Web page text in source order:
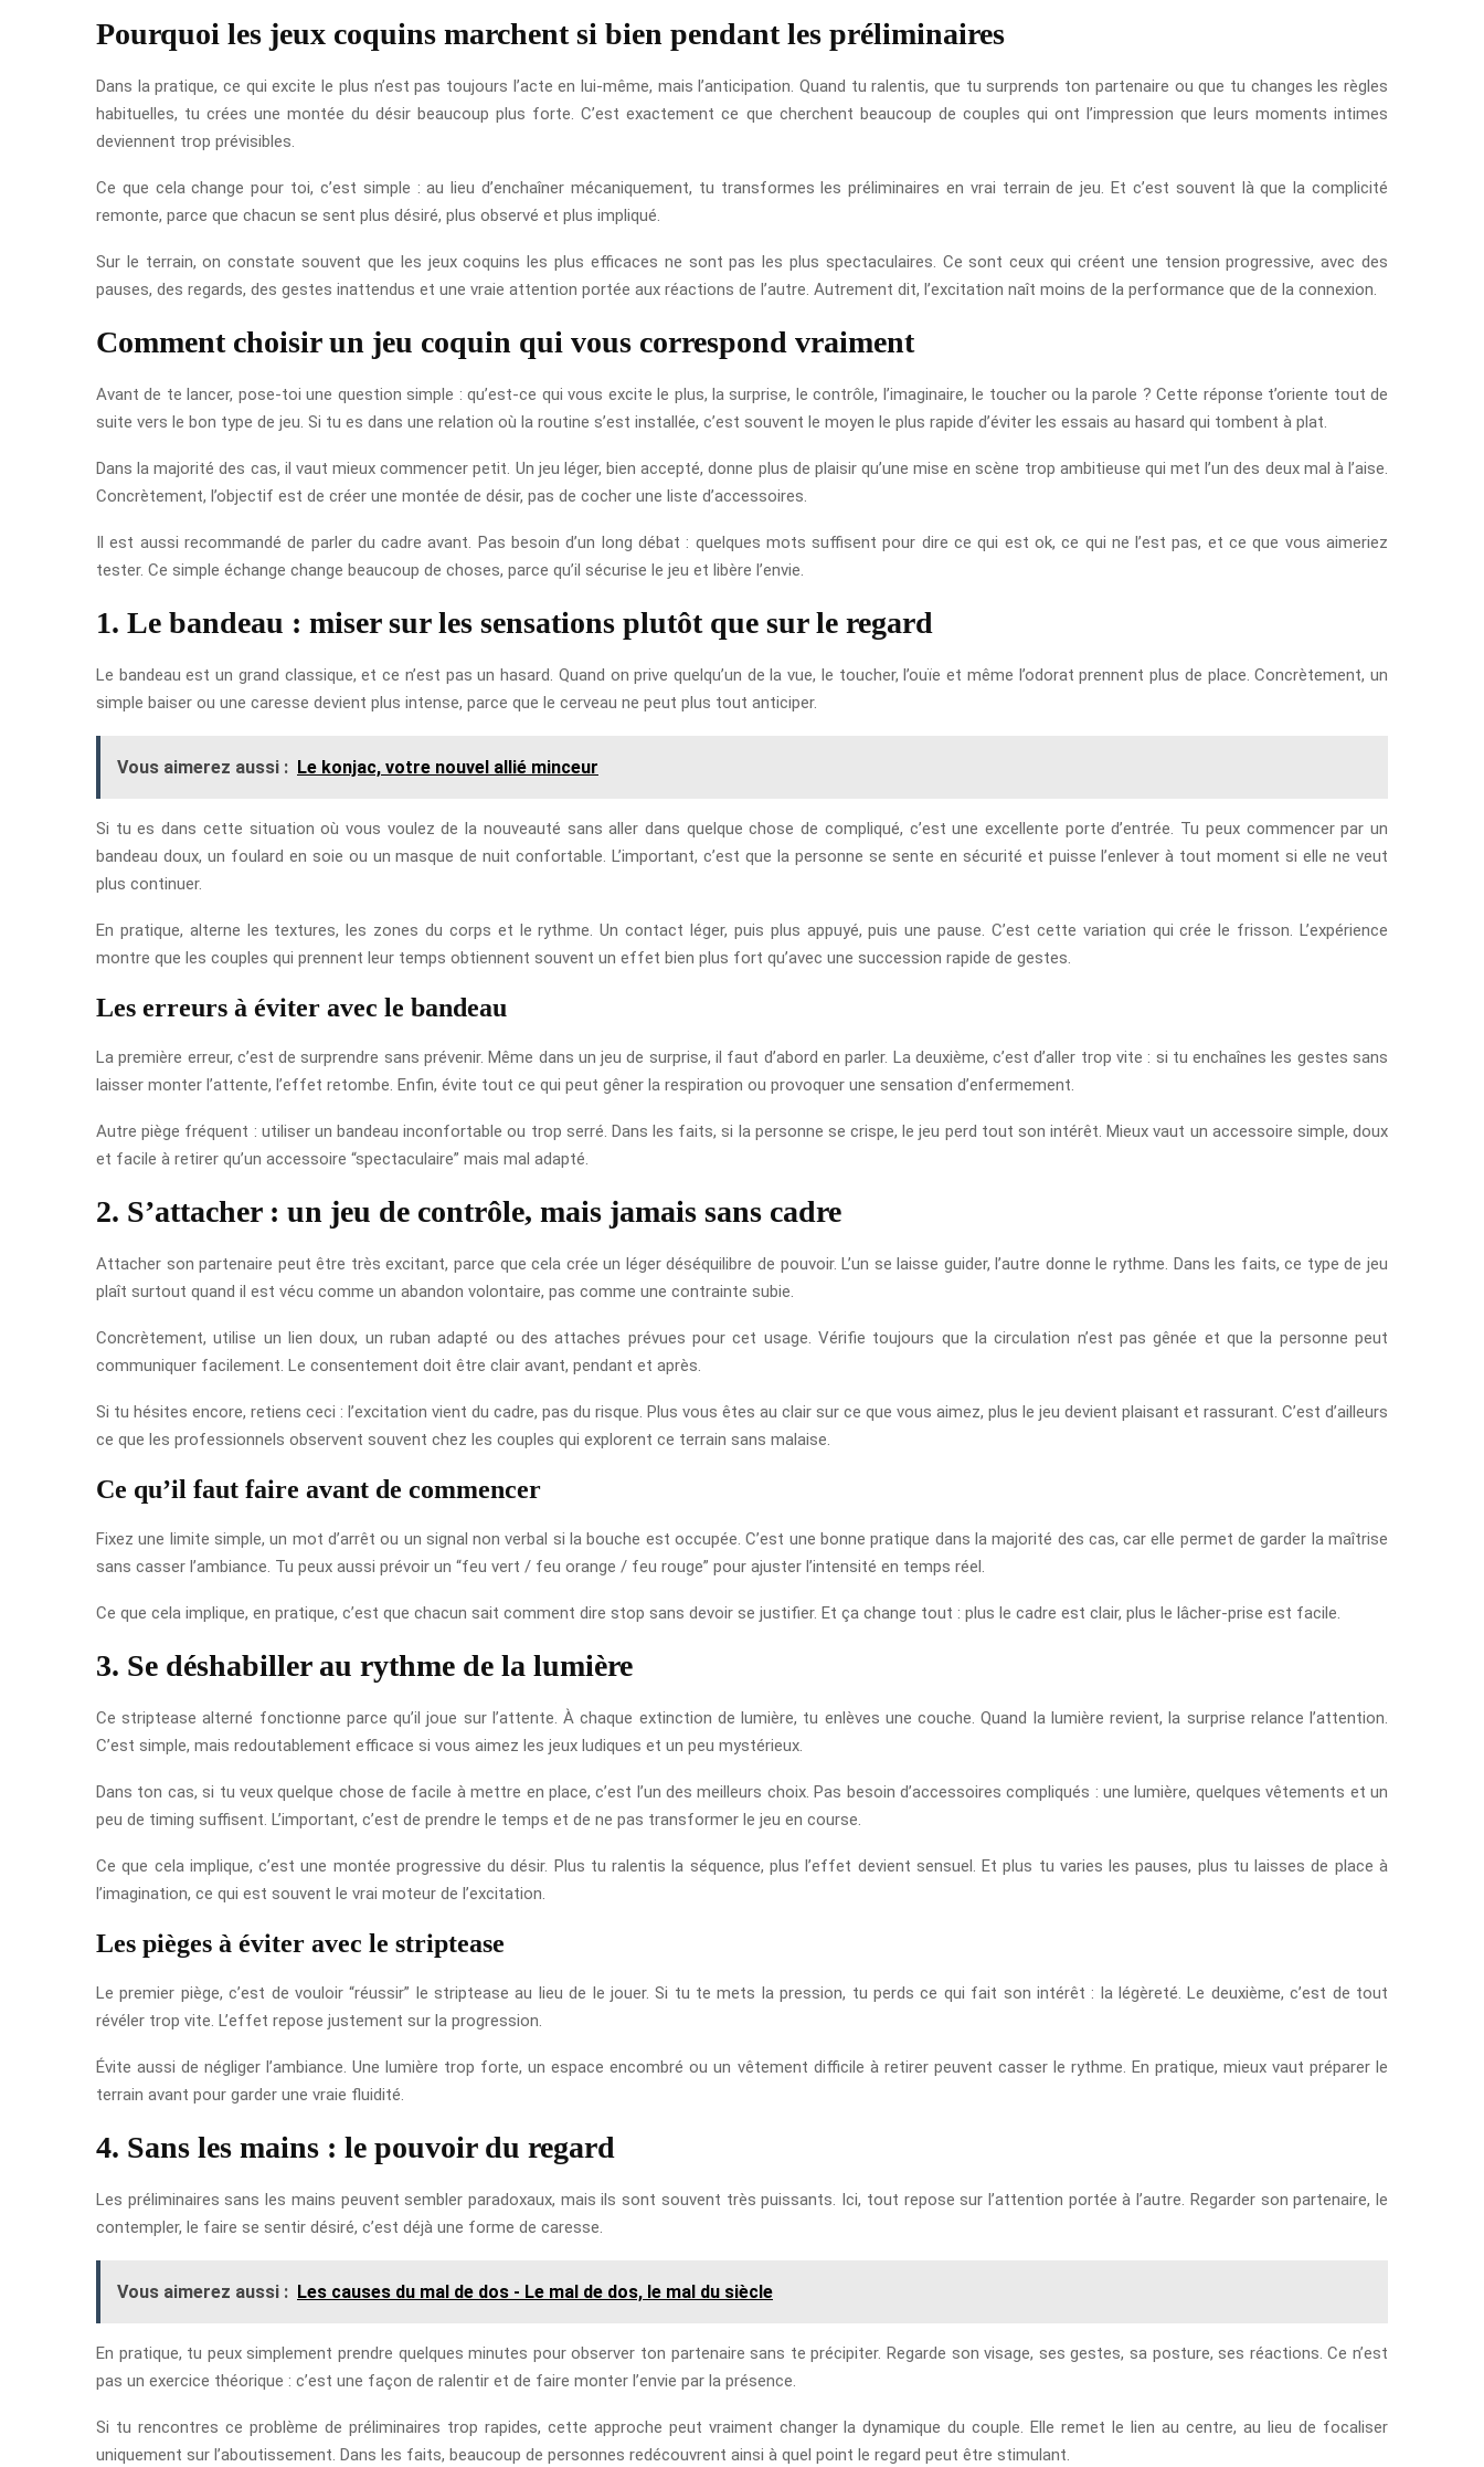
Pourquoi les jeux coquins marchent si bien pendant les préliminaires
Dans la pratique, ce qui excite le plus n’est pas toujours l’acte en lui-même, mais l’anticipation. Quand tu ralentis, que tu surprends ton partenaire ou que tu changes les règles
habituelles, tu crées une montée du désir beaucoup plus forte. C’est exactement ce que cherchent beaucoup de couples qui ont l’impression que leurs moments intimes
deviennent trop prévisibles.
Ce que cela change pour toi, c’est simple : au lieu d’enchaîner mécaniquement, tu transformes les préliminaires en vrai terrain de jeu. Et c’est souvent là que la complicité
remonte, parce que chacun se sent plus désiré, plus observé et plus impliqué.
Sur le terrain, on constate souvent que les jeux coquins les plus efficaces ne sont pas les plus spectaculaires. Ce sont ceux qui créent une tension progressive, avec des
pauses, des regards, des gestes inattendus et une vraie attention portée aux réactions de l’autre. Autrement dit, l’excitation naît moins de la performance que de la connexion.
Comment choisir un jeu coquin qui vous correspond vraiment
Avant de te lancer, pose-toi une question simple : qu’est-ce qui vous excite le plus, la surprise, le contrôle, l’imaginaire, le toucher ou la parole ? Cette réponse t’oriente tout de
suite vers le bon type de jeu. Si tu es dans une relation où la routine s’est installée, c’est souvent le moyen le plus rapide d’éviter les essais au hasard qui tombent à plat.
Dans la majorité des cas, il vaut mieux commencer petit. Un jeu léger, bien accepté, donne plus de plaisir qu’une mise en scène trop ambitieuse qui met l’un des deux mal à l’aise.
Concrètement, l’objectif est de créer une montée de désir, pas de cocher une liste d’accessoires.
Il est aussi recommandé de parler du cadre avant. Pas besoin d’un long débat : quelques mots suffisent pour dire ce qui est ok, ce qui ne l’est pas, et ce que vous aimeriez
tester. Ce simple échange change beaucoup de choses, parce qu’il sécurise le jeu et libère l’envie.
1. Le bandeau : miser sur les sensations plutôt que sur le regard
Le bandeau est un grand classique, et ce n’est pas un hasard. Quand on prive quelqu’un de la vue, le toucher, l’ouïe et même l’odorat prennent plus de place. Concrètement, un
simple baiser ou une caresse devient plus intense, parce que le cerveau ne peut plus tout anticiper.
Vous aimerez aussi : Le konjac, votre nouvel allié minceur
Si tu es dans cette situation où vous voulez de la nouveauté sans aller dans quelque chose de compliqué, c’est une excellente porte d’entrée. Tu peux commencer par un
bandeau doux, un foulard en soie ou un masque de nuit confortable. L’important, c’est que la personne se sente en sécurité et puisse l’enlever à tout moment si elle ne veut
plus continuer.
En pratique, alterne les textures, les zones du corps et le rythme. Un contact léger, puis plus appuyé, puis une pause. C’est cette variation qui crée le frisson. L’expérience
montre que les couples qui prennent leur temps obtiennent souvent un effet bien plus fort qu’avec une succession rapide de gestes.
Les erreurs à éviter avec le bandeau
La première erreur, c’est de surprendre sans prévenir. Même dans un jeu de surprise, il faut d’abord en parler. La deuxième, c’est d’aller trop vite : si tu enchaînes les gestes sans
laisser monter l’attente, l’effet retombe. Enfin, évite tout ce qui peut gêner la respiration ou provoquer une sensation d’enfermement.
Autre piège fréquent : utiliser un bandeau inconfortable ou trop serré. Dans les faits, si la personne se crispe, le jeu perd tout son intérêt. Mieux vaut un accessoire simple, doux
et facile à retirer qu’un accessoire “spectaculaire” mais mal adapté.
2. S’attacher : un jeu de contrôle, mais jamais sans cadre
Attacher son partenaire peut être très excitant, parce que cela crée un léger déséquilibre de pouvoir. L’un se laisse guider, l’autre donne le rythme. Dans les faits, ce type de jeu
plaît surtout quand il est vécu comme un abandon volontaire, pas comme une contrainte subie.
Concrètement, utilise un lien doux, un ruban adapté ou des attaches prévues pour cet usage. Vérifie toujours que la circulation n’est pas gênée et que la personne peut
communiquer facilement. Le consentement doit être clair avant, pendant et après.
Si tu hésites encore, retiens ceci : l’excitation vient du cadre, pas du risque. Plus vous êtes au clair sur ce que vous aimez, plus le jeu devient plaisant et rassurant. C’est d’ailleurs
ce que les professionnels observent souvent chez les couples qui explorent ce terrain sans malaise.
Ce qu’il faut faire avant de commencer
Fixez une limite simple, un mot d’arrêt ou un signal non verbal si la bouche est occupée. C’est une bonne pratique dans la majorité des cas, car elle permet de garder la maîtrise
sans casser l’ambiance. Tu peux aussi prévoir un “feu vert / feu orange / feu rouge” pour ajuster l’intensité en temps réel.
Ce que cela implique, en pratique, c’est que chacun sait comment dire stop sans devoir se justifier. Et ça change tout : plus le cadre est clair, plus le lâcher-prise est facile.
3. Se déshabiller au rythme de la lumière
Ce striptease alterné fonctionne parce qu’il joue sur l’attente. À chaque extinction de lumière, tu enlèves une couche. Quand la lumière revient, la surprise relance l’attention.
C’est simple, mais redoutablement efficace si vous aimez les jeux ludiques et un peu mystérieux.
Dans ton cas, si tu veux quelque chose de facile à mettre en place, c’est l’un des meilleurs choix. Pas besoin d’accessoires compliqués : une lumière, quelques vêtements et un
peu de timing suffisent. L’important, c’est de prendre le temps et de ne pas transformer le jeu en course.
Ce que cela implique, c’est une montée progressive du désir. Plus tu ralentis la séquence, plus l’effet devient sensuel. Et plus tu varies les pauses, plus tu laisses de place à
l’imagination, ce qui est souvent le vrai moteur de l’excitation.
Les pièges à éviter avec le striptease
Le premier piège, c’est de vouloir “réussir” le striptease au lieu de le jouer. Si tu te mets la pression, tu perds ce qui fait son intérêt : la légèreté. Le deuxième, c’est de tout
révéler trop vite. L’effet repose justement sur la progression.
Évite aussi de négliger l’ambiance. Une lumière trop forte, un espace encombré ou un vêtement difficile à retirer peuvent casser le rythme. En pratique, mieux vaut préparer le
terrain avant pour garder une vraie fluidité.
4. Sans les mains : le pouvoir du regard
Les préliminaires sans les mains peuvent sembler paradoxaux, mais ils sont souvent très puissants. Ici, tout repose sur l’attention portée à l’autre. Regarder son partenaire, le
contempler, le faire se sentir désiré, c’est déjà une forme de caresse.
Vous aimerez aussi : Les causes du mal de dos - Le mal de dos, le mal du siècle
En pratique, tu peux simplement prendre quelques minutes pour observer ton partenaire sans te précipiter. Regarde son visage, ses gestes, sa posture, ses réactions. Ce n’est
pas un exercice théorique : c’est une façon de ralentir et de faire monter l’envie par la présence.
Si tu rencontres ce problème de préliminaires trop rapides, cette approche peut vraiment changer la dynamique du couple. Elle remet le lien au centre, au lieu de focaliser
uniquement sur l’aboutissement. Dans les faits, beaucoup de personnes redécouvrent ainsi à quel point le regard peut être stimulant.